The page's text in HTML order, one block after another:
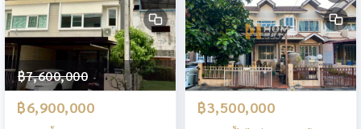
฿7,600,000
฿6,900,000 ฿3,500,000